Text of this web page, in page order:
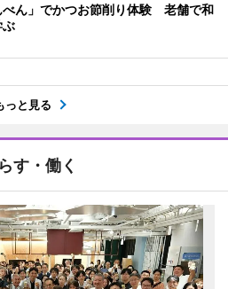
べん」でかつお節削り体験 老舗で和
ぶ
っと見る
す・働く